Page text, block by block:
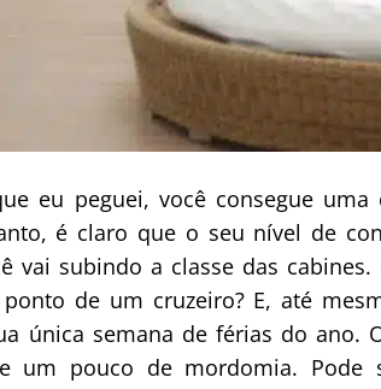
eu peguei, você consegue
é claro que o seu nível de
vai subindo a classe das
de um cruzeiro? E, até
única semana de férias do ano.
um pouco de mordomia.